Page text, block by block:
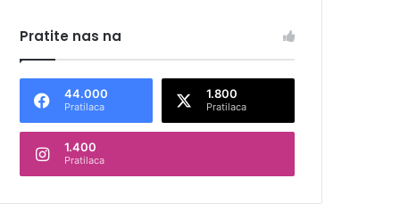
Pratite nas na
44.000
Pratilaca
1.800
Pratilaca
1.400
Pratilaca